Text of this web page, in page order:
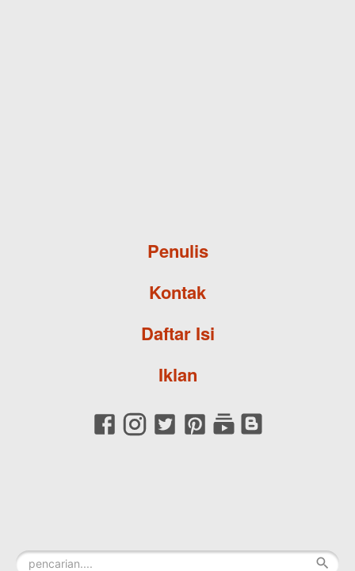
Penulis
Kontak
Daftar Isi
Iklan